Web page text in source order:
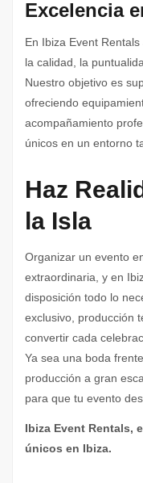
Excelencia
En Ibiza Event
la calidad, la
Nuestro objetivo es
ofreciendo
acompañamiento
únicos en un entorno
Haz
la Isla
Organizar un evento
extraordinaria, y en
disposición todo lo
exclusivo, producción
convertir cada
Ya sea una boda
producción a gran
para que tu evento
Ibiza Event Rentals,
únicos en Ibiza.